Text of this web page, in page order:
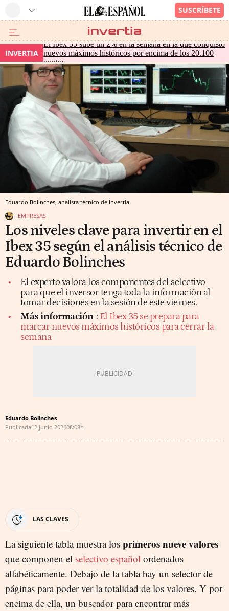
INVERTIA
El Ibex 35 sube un 2% en la semana en la que conquistó
nuevos máximos históricos por encima de los 20.100
puntos
Eduardo Bolinches, analista técnico de Invertia.
EMPRESAS
Los niveles clave para invertir en el
Ibex 35 según el análisis técnico de
Eduardo Bolinches
El experto valora los componentes del selectivo
para que el inversor tenga toda la información al
tomar decisiones en la sesión de este viernes.
Más información : El Ibex 35 se prepara para
marcar nuevos máximos históricos para cerrar la
semana
Eduardo Bolinches
Publicada12 junio 202608:08h
LAS CLAVES
La siguiente tabla muestra los primeros nueve valores
que componen el selectivo español ordenados
alfabéticamente. Debajo de la tabla hay un selector de
páginas para poder ver la totalidad de los valores. Y por
encima de ella, un buscador para encontrar más